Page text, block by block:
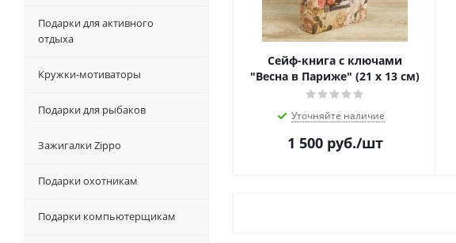
Сейф-книга с ключами
"Весна в Париже" (21 х 13 см)
Уточняйте наличие
1 500руб./шт
Подарки для активного
отдыха
Кружки-мотиваторы
Подарки для рыбаков
Зажигалки Zippo
Подарки охотникам
Подарки компьютерщикам